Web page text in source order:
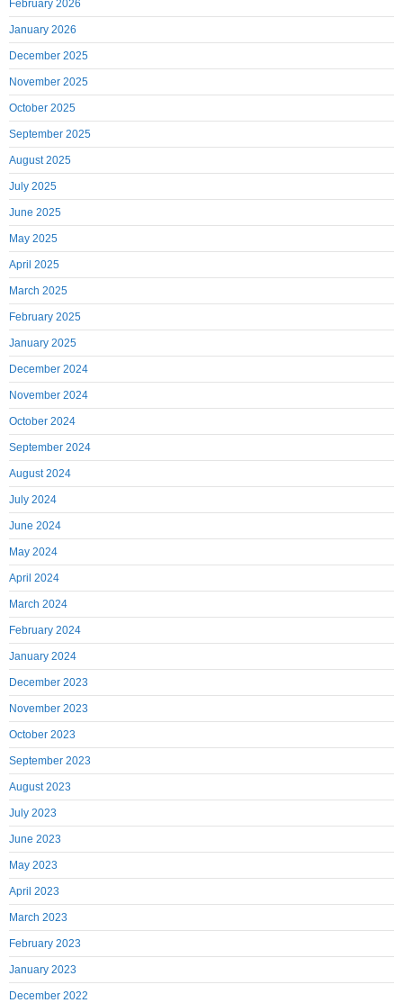
February 2026
January 2026
December 2025
November 2025
October 2025
September 2025
August 2025
July 2025
June 2025
May 2025
April 2025
March 2025
February 2025
January 2025
December 2024
November 2024
October 2024
September 2024
August 2024
July 2024
June 2024
May 2024
April 2024
March 2024
February 2024
January 2024
December 2023
November 2023
October 2023
September 2023
August 2023
July 2023
June 2023
May 2023
April 2023
March 2023
February 2023
January 2023
December 2022